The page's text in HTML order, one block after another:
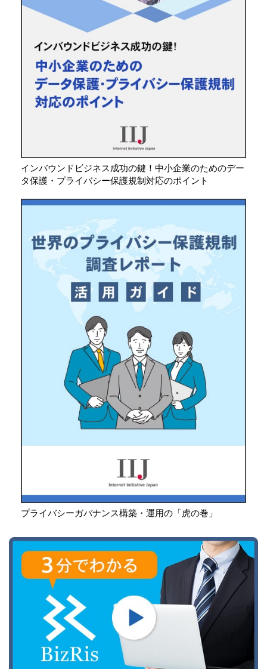
インバウンドビジネス成功の鍵！中小企業のためのデー
タ保護・プライバシー保護規制対応のポイント
プライバシーガバナンス構築・運用の「虎の巻」